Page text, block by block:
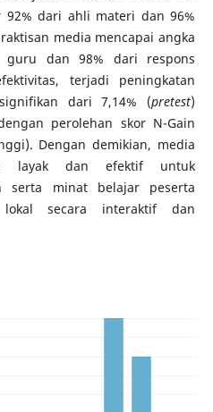
dari ahli materi dan 96%
media mencapai angka
guru dan 98% dari respons
terjadi peningkatan
dari 7,14% (pretest)
perolehan skor N-Gain
Dengan demikian, media
layak dan efektif untuk
serta minat belajar peserta
secara interaktif dan